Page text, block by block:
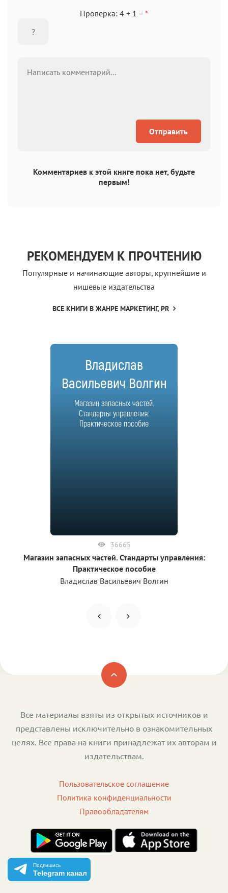
Проверка: 4 + 1 = *
Отправить
Комментариев к этой книге пока нет, будьте
первым!
РЕКОМЕНДУЕМ К ПРОЧТЕНИЮ
Популярные и начинающие авторы, крупнейшие и
нишевые издательства
ВСЕ КНИГИ В ЖАНРЕ МАРКЕТИНГ, PR
Владислав
Васильевич Волгин
Магазин запасных частей.
Стандарты управления:
Практическое пособие
36665
Магазин запасных частей. Стандарты управления:
Практическое пособие
Владислав Васильевич Волгин
Все материалы взяты из открытых источников и
представлены исключительно в ознакомительных
целях. Все права на книги принадлежат их авторам и
издательствам.
Пользовательское соглашение
Политика конфиденциальности
Правообладателям
Подпишись
Telegram канал